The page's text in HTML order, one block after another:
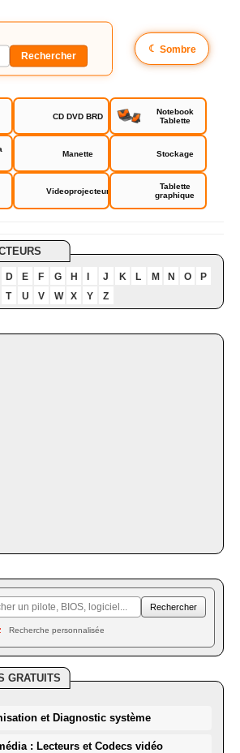
☾ Sombre
CD DVD BRD
Notebook
Tablette
Manette Stockage
Videoprojecteur
Tablette
graphique
D E F G H J K L M N O
P
T
U V W X Y Z
Recherche personnalisée
GRATUITS
et Diagnostic système
: Lecteurs et Codecs vidéo